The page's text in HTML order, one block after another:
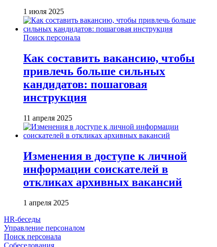
1 июля 2025
Поиск персонала
Как составить вакансию, чтобы
привлечь больше сильных
кандидатов: пошаговая
инструкция
11 апреля 2025
Изменения в доступе к личной
информации соискателей в
откликах архивных вакансий
1 апреля 2025
HR-беседы
Управление персоналом
Поиск персонала
Собеседования